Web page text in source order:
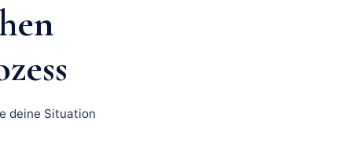
deine Situation